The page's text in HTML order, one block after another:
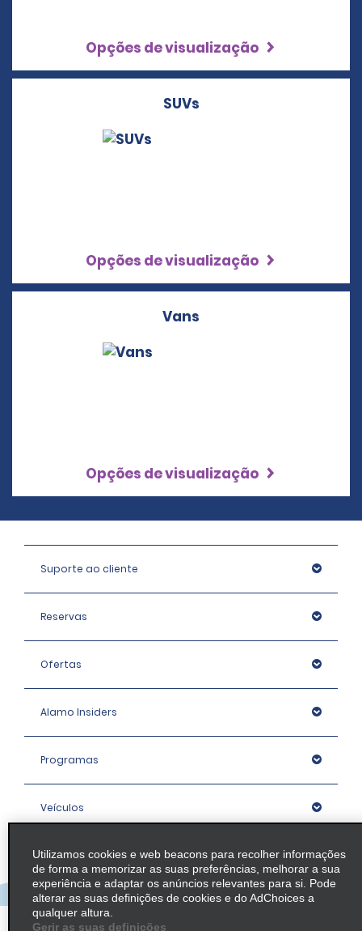
Opções de visualização
SUVs
Opções de visualização
Vans
Opções de visualização
Suporte ao cliente
Reservas
Ofertas
Alamo Insiders
Programas
Veículos
Agências
Empresa
Utilizamos cookies e web beacons para recolher informações
de forma a memorizar as suas preferências, melhorar a sua
experiência e adaptar os anúncios relevantes para si. Pode
alterar as suas definições de cookies e do AdChoices a
qualquer altura.
Gerir as suas definições